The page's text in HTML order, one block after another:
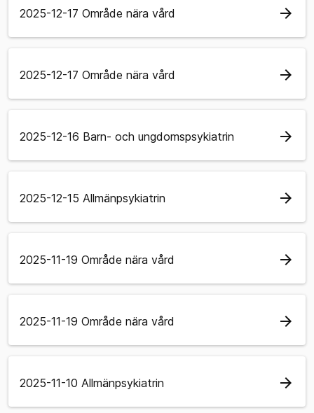
2025-12-17 Område nära vård arrow_forward
2025-12-17 Område nära vård arrow_forward
2025-12-16 Barn- och ungdomspsykiatrin arrow_forward
2025-12-15 Allmänpsykiatrin arrow_forward
2025-11-19 Område nära vård arrow_forward
2025-11-19 Område nära vård arrow_forward
2025-11-10 Allmänpsykiatrin arrow_forward